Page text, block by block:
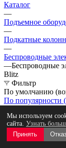
Каталог
—
Подъемное
—
Подкатные
—
Беспроводные
—Беспроводные
Blitz
Фильтр
По умолчанию
По популярности
По алфавиту
По алфавиту
По цене
По цене
Мы используем
сайта. Узнать
Принять